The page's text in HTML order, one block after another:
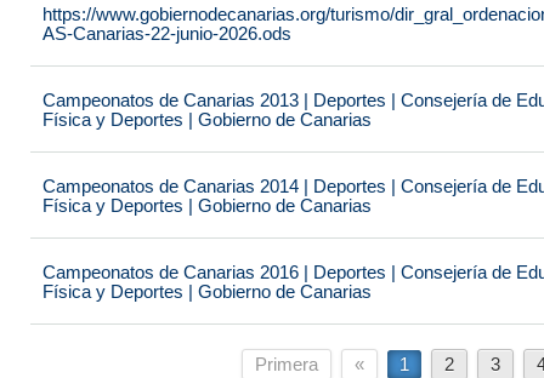
https://www.gobiernodecanarias.org/turismo/
AS-Canarias-22-junio-2026.ods
Campeonatos de Canarias 2013 | Deportes | Consejería de
Física y Deportes | Gobierno de Canarias
Campeonatos de Canarias 2014 | Deportes | Consejería de
Física y Deportes | Gobierno de Canarias
Campeonatos de Canarias 2016 | Deportes | Consejería de
Física y Deportes | Gobierno de Canarias
Primera « 1 2 3